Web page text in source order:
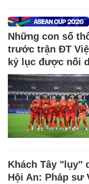
Những con số
trước trận ĐT
kỷ lục được nối
Khách Tây "lụy"
Hội An: Pháp sư